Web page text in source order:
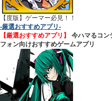
【 度版】ゲーマー必見！！
-厳選おすすめアプリ-
【厳選おすすめアプリ】
今ハマるコン
フォン向けおすすめゲームアプリ